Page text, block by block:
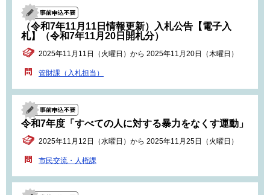
（令和7年11月11日情報更新）入札公告【電子入
札】（令和7年11月20日開札分）
2025年11月11日（火曜日）から 2025年11月20日（木曜日）
管財課（入札担当）
令和7年度「すべての人に対する暴力をなくす運動」
2025年11月12日（水曜日）から 2025年11月25日（火曜日）
市民交流・人権課